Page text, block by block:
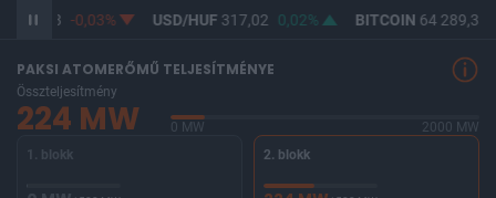
365,28 -0,03% USD/HUF317,02 0,02% BITCOIN64 289,33
PAKSI ATOMERŐMŰ TELJESÍTMÉNYE
Összteljesítmény
224 MW 0 MW
2000 MW
1. blokk
2. blokk